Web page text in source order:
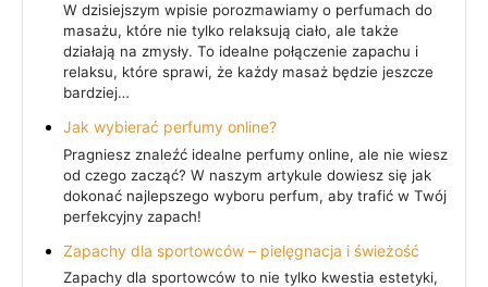
W dzisiejszym wpisie porozmawiamy o perfumach do
masażu, które nie tylko relaksują ciało, ale także
działają na zmysły. To idealne połączenie zapachu i
relaksu, które sprawi, że każdy masaż będzie jeszcze
bardziej…
Jak wybierać perfumy online?
Pragniesz znaleźć idealne perfumy online, ale nie wiesz
od czego zacząć? W naszym artykule dowiesz się jak
dokonać najlepszego wyboru perfum, aby trafić w Twój
perfekcyjny zapach!
Zapachy dla sportowców – pielęgnacja i świeżość
Zapachy dla sportowców to nie tylko kwestia estetyki,